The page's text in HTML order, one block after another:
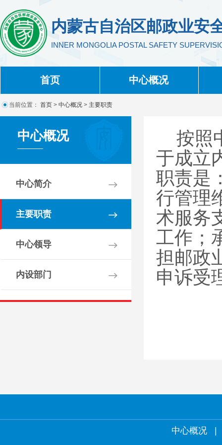
内蒙古自治区邮政业安
INNER MONGOLIA POSTAL SAFETY
首页 中心概况
当前位置： 首页 > 中心概况 > 主要职责
中心概况
中心简介
主要职责
中心领导
内设部门
按照
于成立
职责是
行管理
术服务
工作；
担邮政
申诉受
中心概况